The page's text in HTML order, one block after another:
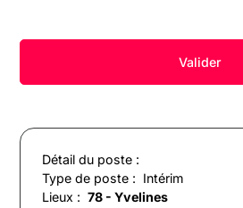
Détail du poste :
Type de poste : Intérim
Lieux : 78 - Yvelines